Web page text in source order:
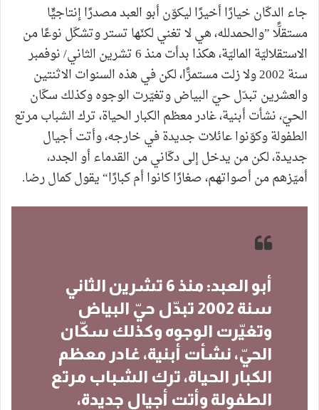
جاء الدكّان خيارًا أخيرًا ليكوّن أبو العبد مصدرًا إنتاجيٍّا
مستقلًّا ”والحمدلله، هي لا تغني لكنّها تستر وتشكّل نوعًا من
الاستقلاليّة الماليّة، هكذا بدأت منذ 6 تشرين الثاني/ نوفمبر
سنة 2002 ولا زلت مستمرًّا، لكن في هذه السنوات الاثنتين
والعشرين تبدّل حيّ البياض وتغيّرت الوجوه وكذلك سكّان
الحيّ، نشأت أبنية، غادر معظم الكبار الحياة، ترك الشباب مرتع
الطفولة وكوّنوا عائلات جديدة في خارجه، وأتت أجيال
جديدة، لكن من يدخل إلى دكّاني من القدماء أو الجدد،
أميّزهم من أصواتهم، صغارًا كانوا أم كبارًا“ يقول كمال رضا.
أبو العبد: منذ 6 تشرين الثاني
سنة 2002 تبدّل حيّ البياض
وتغيّرت الوجوه وكذلك سكّان
الحيّ، نشأت أبنية، غادر معظم
الكبار الحياة، ترك الشباب مرتع
الطفولة وأتت أجيال جديدة،